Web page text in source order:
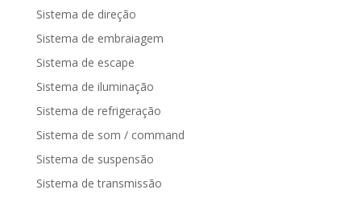
Sistema de direção
Sistema de embraiagem
Sistema de escape
Sistema de iluminação
Sistema de refrigeração
Sistema de som / command
Sistema de suspensão
Sistema de transmissão